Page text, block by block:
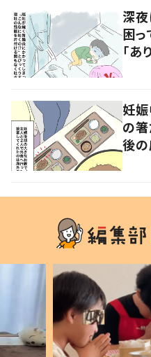
深
困
「あ
妊娠
の箸
後の